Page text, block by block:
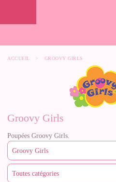
ACCUEIL > GROOVY GIRLS
Groovy Girls
Poupées Groovy Girls.